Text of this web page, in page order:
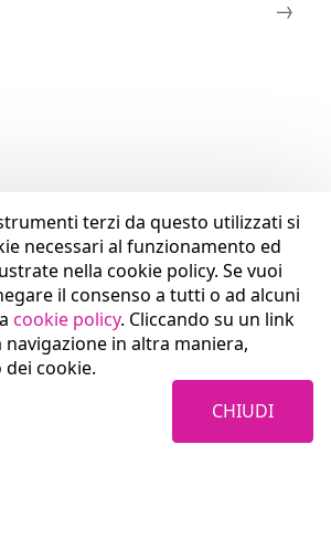
terzi da questo utilizzati si
necessari al funzionamento ed
nella cookie policy. Se vuoi
il consenso a tutti o ad alcuni
cookie policy. Cliccando su un link
in altra maniera,
dei cookie.
CHIUDI